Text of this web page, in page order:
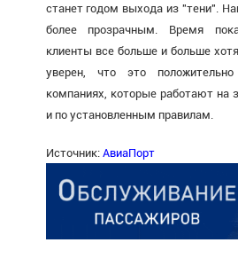
станет годом выхода из "тени".
более прозрачным. Время
клиенты все больше и больше
уверен, что это
компаниях, которые работают на
и по установленным правилам.
Источник: АвиаПорт